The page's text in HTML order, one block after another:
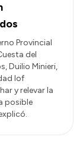
Provincial
del
Duilio Minieri,
lof
y relevar la
posible